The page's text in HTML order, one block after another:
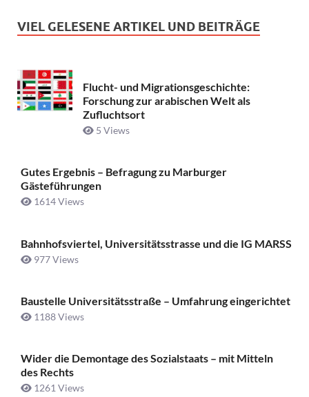
VIEL GELESENE ARTIKEL UND BEITRÄGE
Flucht- und Migrationsgeschichte:
Forschung zur arabischen Welt als
Zufluchtsort
5 Views
Gutes Ergebnis – Befragung zu Marburger
Gästeführungen
1614 Views
Bahnhofsviertel, Universitätsstrasse und die IG MARSS
977 Views
Baustelle Universitätsstraße ­– Umfahrung eingerichtet
1188 Views
Wider die Demontage des Sozialstaats – mit Mitteln
des Rechts
1261 Views